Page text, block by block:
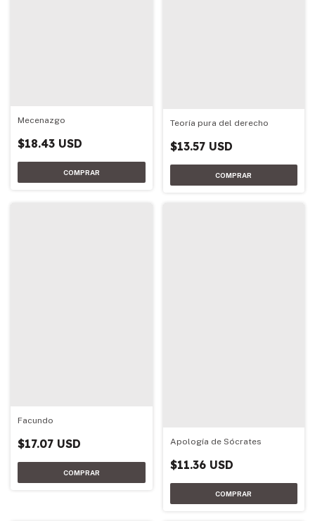
Mecenazgo
$18.43 USD
Teoría pura del derecho
$13.57 USD
Facundo
$17.07 USD Apología de Sócrates
$11.36 USD